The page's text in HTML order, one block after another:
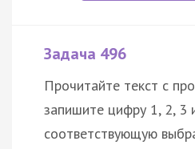
Задача 496
Прочитайте текст с
запишите цифру 1, 2, 3
соответствующую